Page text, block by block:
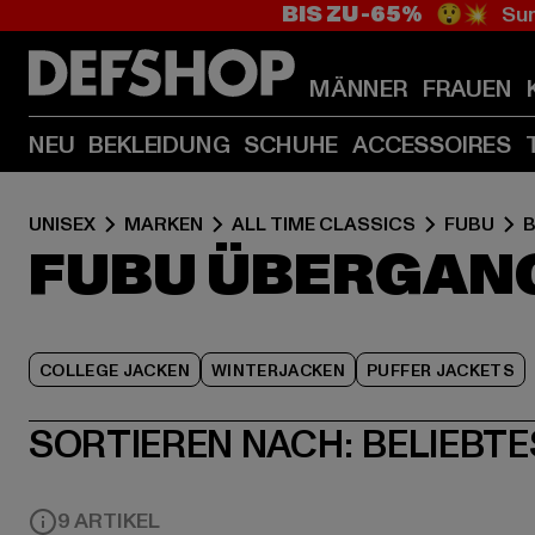
BIS ZU -65% 😲💥
MÄNNER FRAUEN
NEU BEKLEIDUNG SCHUHE ACCESSOIRES
UNISEX MARKEN ALL TIME CLASSICS FUBU
FUBU
COLLEGE JACKEN WINTERJACKEN PUFFER JACKETS
SORTIEREN NACH:
9 ARTIKEL